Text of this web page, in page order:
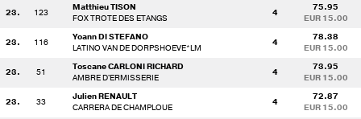
23. 123
Matthieu TISON
FOX TROTE DES ETANGS
4
75.95
EUR 15.00
23. 116
Yoann DI STEFANO
LATINO VAN DE DORPSHOEVE*LM
4
78.38
EUR 15.00
23. 51
Toscane CARLONI RICHARD
AMBRE D'ERMISSERIE
4
73.95
EUR 15.00
23. 33
Julien RENAULT
CARRERA DE CHAMPLOUE
4
72.87
EUR 15.00